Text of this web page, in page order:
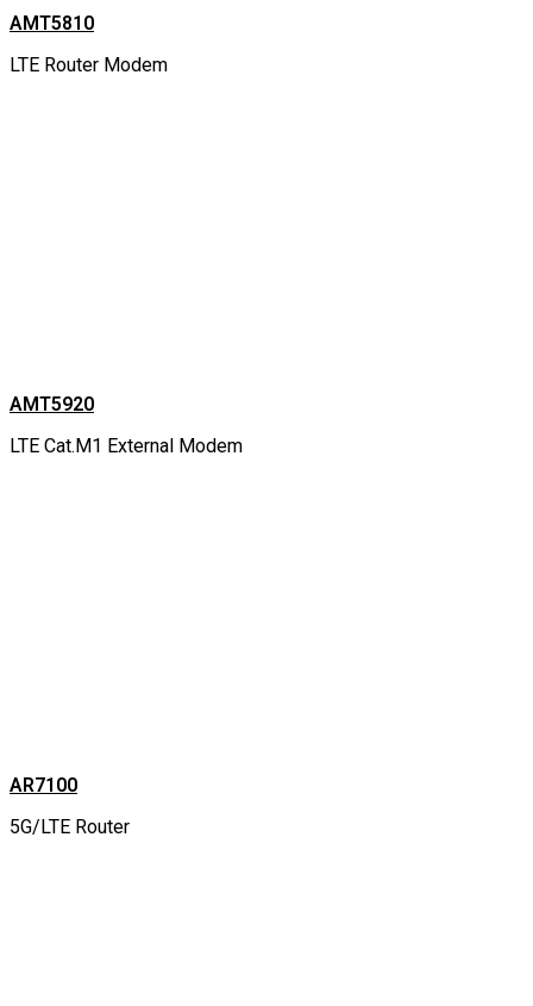
AMT5810
LTE Router Modem
AMT5920
LTE Cat.M1 External Modem
AR7100
5G/LTE Router